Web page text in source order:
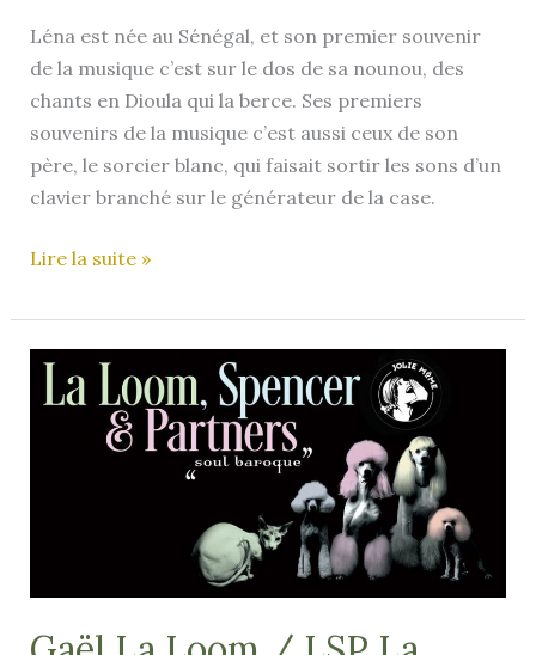
Léna est née au Sénégal, et son premier souvenir
de la musique c’est sur le dos de sa nounou, des
chants en Dioula qui la berce. Ses premiers
souvenirs de la musique c’est aussi ceux de son
père, le sorcier blanc, qui faisait sortir les sons d’un
clavier branché sur le générateur de la case.
Léna
/
Léna
Rosa
Lire la suite »